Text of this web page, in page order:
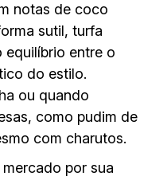
notas de coco
sutil, turfa
equilíbrio entre o
do estilo.
ou quando
como pudim de
com charutos.
por sua